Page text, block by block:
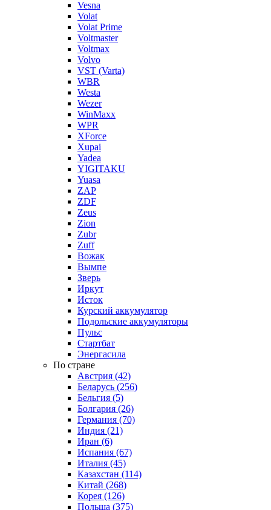
Vesna
Volat
Volat Prime
Voltmaster
Voltmax
Volvo
VST (Varta)
WBR
Westa
Wezer
WinMaxx
WPR
XForce
Xupai
Yadea
YIGITAKU
Yuasa
ZAP
ZDF
Zeus
Zion
Zubr
Zuff
Вожак
Вымпе
Зверь
Иркут
Исток
Курский аккумулятор
Подольские аккумуляторы
Пульс
Стартбат
Энергасила
По стране
Австрия (42)
Беларусь (256)
Бельгия (5)
Болгария (26)
Германия (70)
Индия (21)
Иран (6)
Испания (67)
Италия (45)
Казахстан (114)
Китай (268)
Корея (126)
Польша (375)